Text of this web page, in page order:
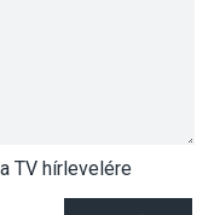
TV hírlevelére